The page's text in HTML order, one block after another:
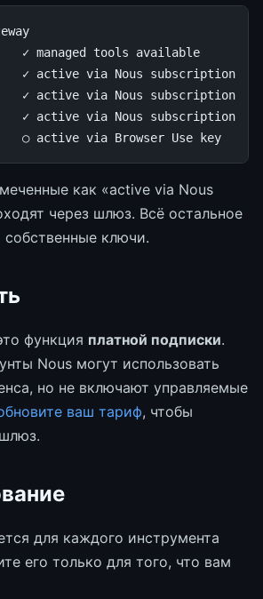
✓ managed tools
available
✓ active via Nous
subscription
✓ active via Nous
subscription
✓ active via Nous
subscription
○ active via Browser Use key
как «active via Nous
через шлюз. Всё остальное
собственные ключи.
функция платной подписки.
Nous могут использовать
но не включают управляемые
ваш тариф, чтобы
для каждого инструмента
его только для того, что вам